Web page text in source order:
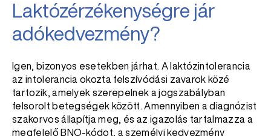
Laktózérzékenységre jár
adókedvezmény?
Igen, bizonyos esetekben járhat. A laktózintolerancia
az intolerancia okozta felszívódási zavarok közé
tartozik, amelyek szerepelnek a jogszabályban
felsorolt betegségek között. Amennyiben a diagnózist
szakorvos állapítja meg, és az igazolás tartalmazza a
megfelelő BNO-kódot, a személyi kedvezmény